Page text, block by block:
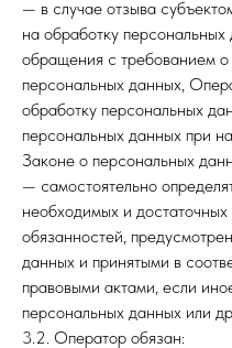
— в случае отзыва
на обработку
обращения с требованием
персональных данных,
обработку персональных
персональных данных при
Законе о персональных
— самостоятельно
необходимых и
обязанностей,
данных и принятыми в
правовыми актами, если
персональных данных или
3.2. Оператор обязан: